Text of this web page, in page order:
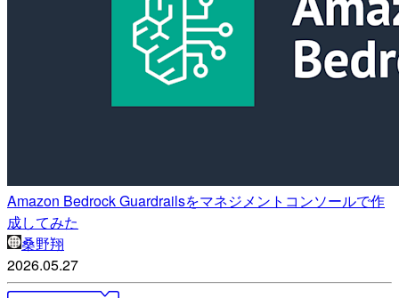
Amazon Bedrock Guardrailsをマネジメントコンソールで作
成してみた
桑野翔
2026.05.27